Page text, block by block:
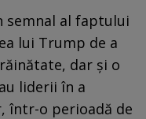
semnal al faptului
lui Trump de a
dar și o
liderii în a
într-o perioadă de